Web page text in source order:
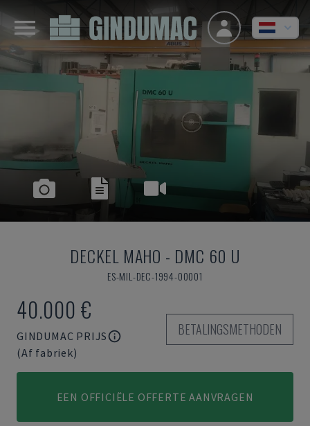
DECKEL MAHO - DMC 60 U
ES-MIL-DEC-1994-00001
40.000 €
GINDUMAC PRIJS
(Af fabriek)
BETALINGSMETHODEN
EEN OFFICIËLE OFFERTE AANVRAGEN